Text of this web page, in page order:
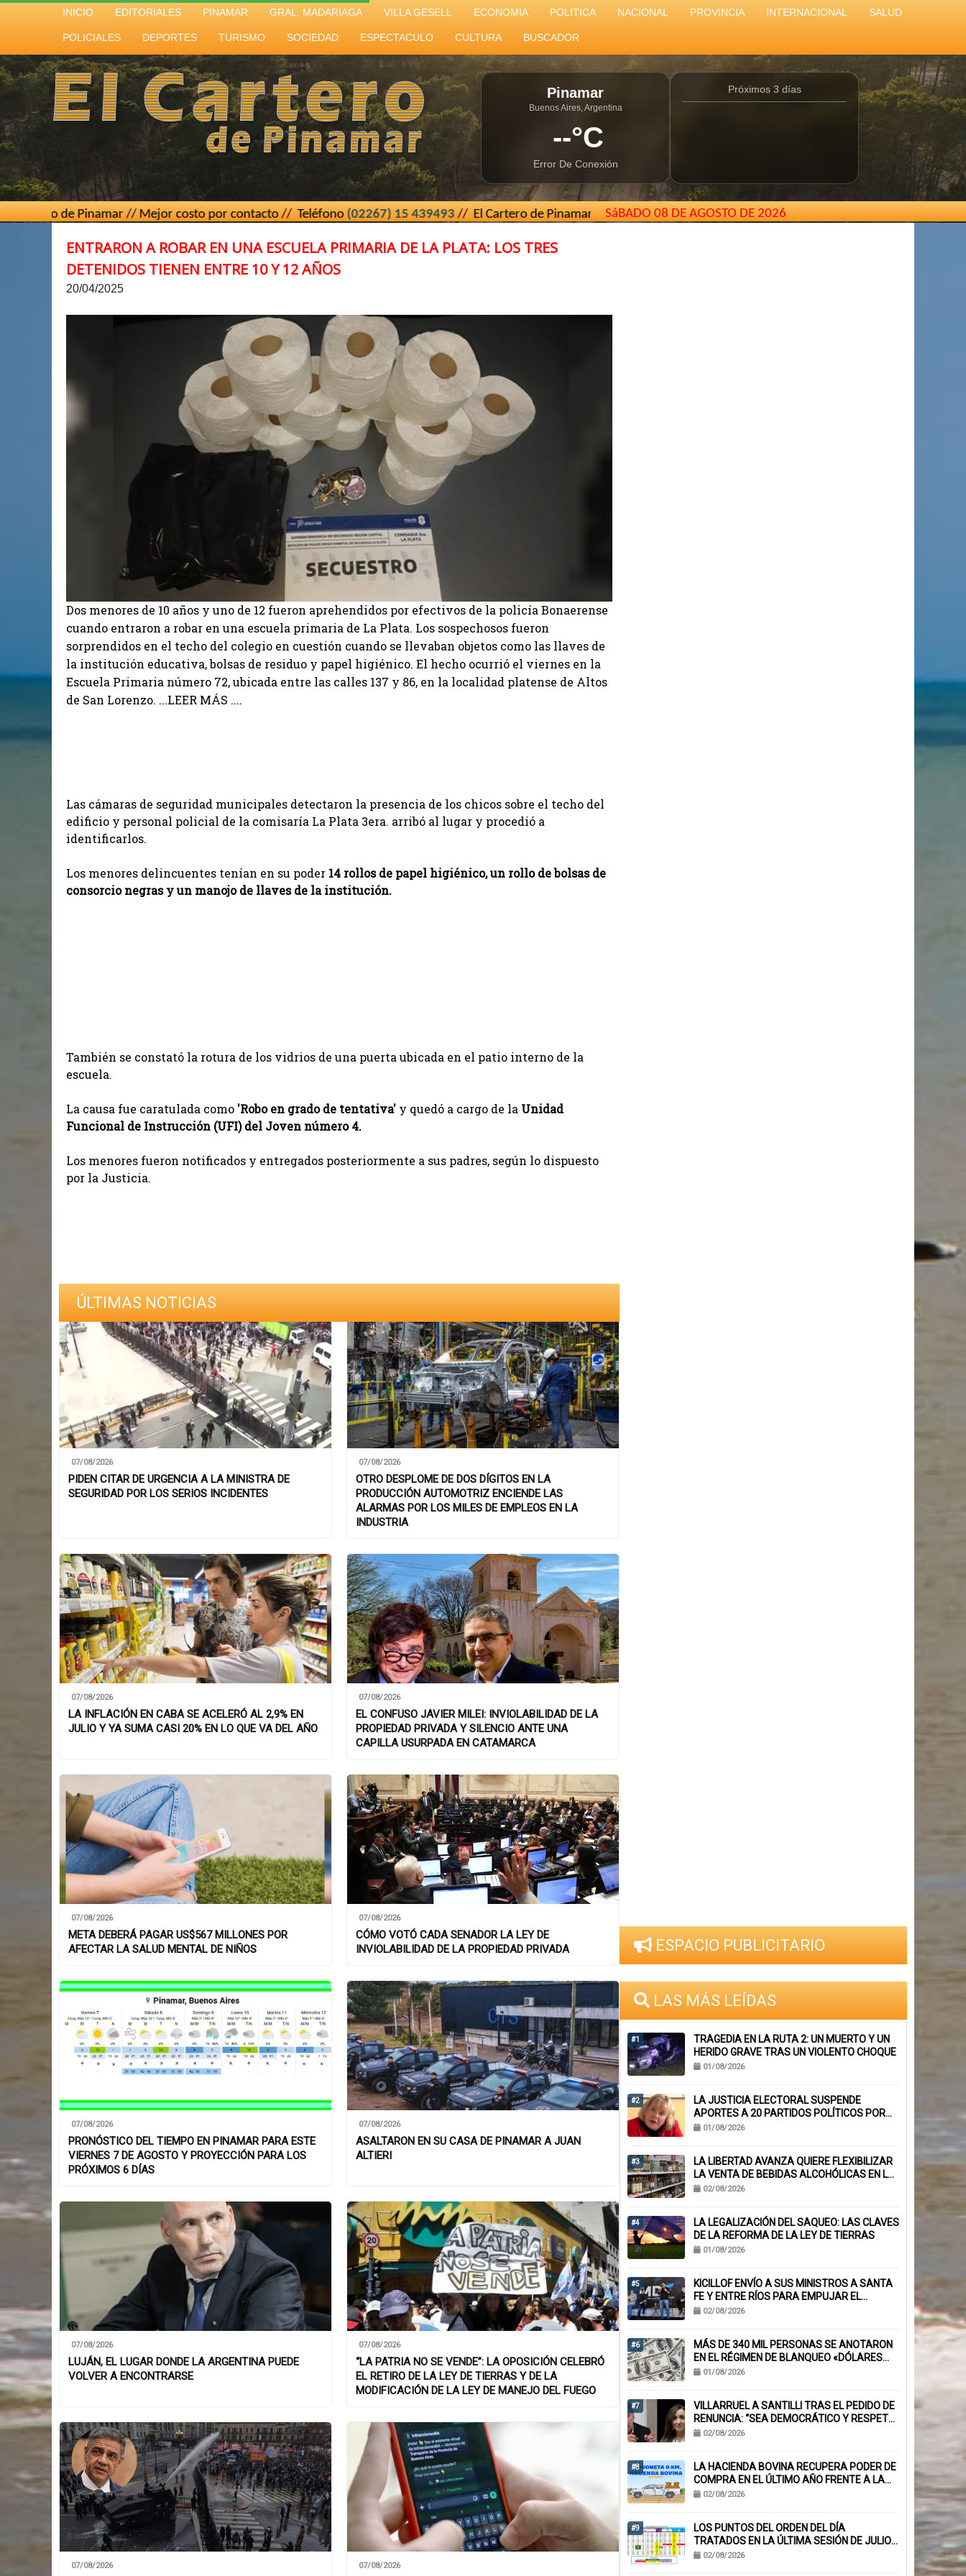
INICIO EDITORIALES PINAMAR GRAL. MADARIAGA VILLA GESELL ECONOMIA POLITICA NACIONAL PROVINCIA INTERNACIONAL SALUD
POLICIALES DEPORTES TURISMO SOCIEDAD ESPECTACULO CULTURA BUSCADOR
Pinamar
Buenos Aires, Argentina
--°C
Error De Conexión
Próximos 3 días
Pinamar // Mejor costo por contacto // Teléfono(02267) 15 439493// El Cartero de Pinamar - Buenos Aires - Argentina //elcarterodepinamar@gmail.com
SáBADO 08 DE AGOSTO DE 2026
ENTRARON A ROBAR EN UNA ESCUELA PRIMARIA DE LA PLATA: LOS TRES
DETENIDOS TIENEN ENTRE 10 Y 12 AÑOS
20/04/2025
Dos menores de 10 años y uno de 12 fueron aprehendidos por efectivos de la policía Bonaerense
cuando entraron a robar en una escuela primaria de La Plata. Los sospechosos fueron
sorprendidos en el techo del colegio en cuestión cuando se llevaban objetos como las llaves de
la institución educativa, bolsas de residuo y papel higiénico. El hecho ocurrió el viernes en la
Escuela Primaria número 72, ubicada entre las calles 137 y 86, en la localidad platense de Altos
de San Lorenzo. ...LEER MÁS ....
Las cámaras de seguridad municipales detectaron la presencia de los chicos sobre el techo del
edificio y personal policial de la comisaría La Plata 3era. arribó al lugar y procedió a
identificarlos.
Los menores delincuentes tenían en su poder 14 rollos de papel higiénico, un rollo de bolsas de
consorcio negras y un manojo de llaves de la institución.
También se constató la rotura de los vidrios de una puerta ubicada en el patio interno de la
escuela.
La causa fue caratulada como 'Robo en grado de tentativa' y quedó a cargo de la Unidad
Funcional de Instrucción (UFI) del Joven número 4.
Los menores fueron notificados y entregados posteriormente a sus padres, según lo dispuesto
por la Justicia.
ÚLTIMAS NOTICIAS
07/08/2026
PIDEN CITAR DE URGENCIA A LA MINISTRA DE
SEGURIDAD POR LOS SERIOS INCIDENTES
07/08/2026
OTRO DESPLOME DE DOS DÍGITOS EN LA
PRODUCCIÓN AUTOMOTRIZ ENCIENDE LAS
ALARMAS POR LOS MILES DE EMPLEOS EN LA
INDUSTRIA
07/08/2026
LA INFLACIÓN EN CABA SE ACELERÓ AL 2,9% EN
JULIO Y YA SUMA CASI 20% EN LO QUE VA DEL AÑO
07/08/2026
EL CONFUSO JAVIER MILEI: INVIOLABILIDAD DE LA
PROPIEDAD PRIVADA Y SILENCIO ANTE UNA
CAPILLA USURPADA EN CATAMARCA
07/08/2026
META DEBERÁ PAGAR US$567 MILLONES POR
AFECTAR LA SALUD MENTAL DE NIÑOS
07/08/2026
CÓMO VOTÓ CADA SENADOR LA LEY DE
INVIOLABILIDAD DE LA PROPIEDAD PRIVADA
07/08/2026
PRONÓSTICO DEL TIEMPO EN PINAMAR PARA ESTE
VIERNES 7 DE AGOSTO Y PROYECCIÓN PARA LOS
PRÓXIMOS 6 DÍAS
07/08/2026
ASALTARON EN SU CASA DE PINAMAR A JUAN
ALTIERI
07/08/2026
LUJÁN, EL LUGAR DONDE LA ARGENTINA PUEDE
VOLVER A ENCONTRARSE
07/08/2026
“LA PATRIA NO SE VENDE”: LA OPOSICIÓN CELEBRÓ
EL RETIRO DE LA LEY DE TIERRAS Y DE LA
MODIFICACIÓN DE LA LEY DE MANEJO DEL FUEGO
07/08/2026 07/08/2026
ESPACIO PUBLICITARIO
LAS MÁS LEÍDAS
#1
TRAGEDIA EN LA RUTA 2: UN MUERTO Y UN
HERIDO GRAVE TRAS UN VIOLENTO CHOQUE
01/08/2026
#2
LA JUSTICIA ELECTORAL SUSPENDE
APORTES A 20 PARTIDOS POLÍTICOS POR
FALTA DE BALANCES
01/08/2026
#3
LA LIBERTAD AVANZA QUIERE FLEXIBILIZAR
LA VENTA DE BEBIDAS ALCOHÓLICAS EN LA
PROVINCIA
02/08/2026
#4
LA LEGALIZACIÓN DEL SAQUEO: LAS CLAVES
DE LA REFORMA DE LA LEY DE TIERRAS
01/08/2026
#5
KICILLOF ENVÍO A SUS MINISTROS A SANTA
FE Y ENTRE RÍOS PARA EMPUJAR EL
ARMADO NACIONAL
02/08/2026
#6
MÁS DE 340 MIL PERSONAS SE ANOTARON
EN EL RÉGIMEN DE BLANQUEO «DÓLARES
DEL COLCHÓN»
01/08/2026
#7
VILLARRUEL A SANTILLI TRAS EL PEDIDO DE
RENUNCIA: “SEA DEMOCRÁTICO Y RESPETE
EL VOTO POPULAR”
02/08/2026
#8
LA HACIENDA BOVINA RECUPERA PODER DE
COMPRA EN EL ÚLTIMO AÑO FRENTE A LA
CAMIONETA 0 KM
02/08/2026
#9
LOS PUNTOS DEL ORDEN DEL DÍA
TRATADOS EN LA ÚLTIMA SESIÓN DE JULIO
EN EL H.C.D. DE PINAMAR
02/08/2026